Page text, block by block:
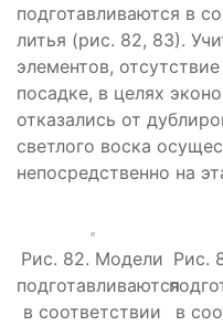
подготавливаются в
литья (рис. 82, 83).
элементов,
посадке, в целях
отказались от
светлого воска
непосредственно на
Рис. 82. Модели
подготавливаются
в соответствии
Рис.
в